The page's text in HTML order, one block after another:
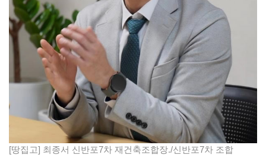
[땅집고] 최종서 신반포7차 재건축조합장./신반포7차 조합